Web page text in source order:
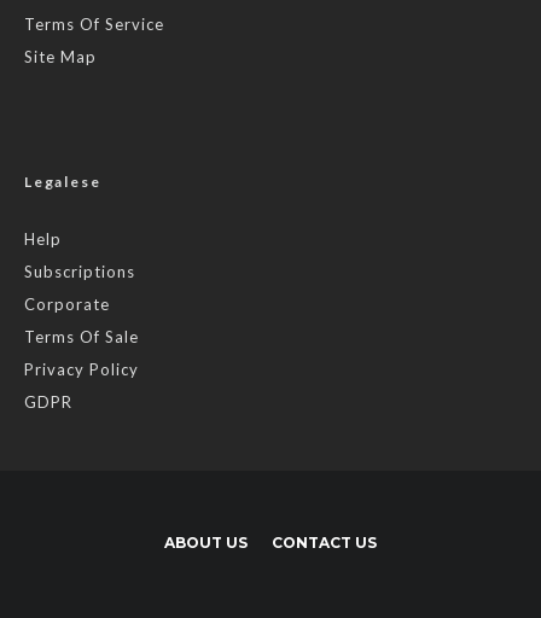
Terms Of Service
Site Map
Legalese
Help
Subscriptions
Corporate
Terms Of Sale
Privacy Policy
GDPR
ABOUT US CONTACT US